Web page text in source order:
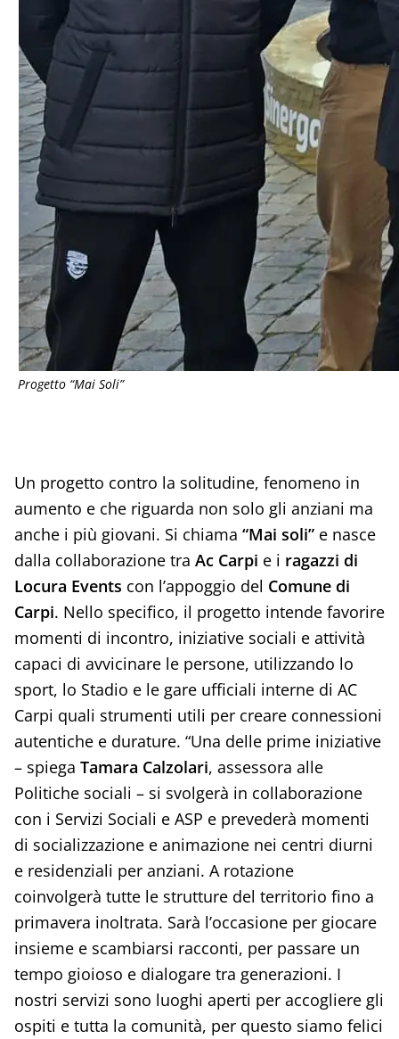
Progetto “Mai Soli”
Un progetto contro la solitudine, fenomeno in
aumento e che riguarda non solo gli anziani ma
anche i più giovani. Si chiama “Mai soli”e nasce
dalla collaborazione tra Ac Carpi e i ragazzi di
Locura Events con l’appoggio del Comune di
Carpi. Nello specifico, il progetto intende favorire
momenti di incontro, iniziative sociali e attività
capaci di avvicinare le persone, utilizzando lo
sport, lo Stadio e le gare ufficiali interne di AC
Carpi quali strumenti utili per creare connessioni
autentiche e durature. “Una delle prime iniziative
– spiega Tamara Calzolari, assessora alle
Politiche sociali – si svolgerà in collaborazione
con i Servizi Sociali e ASP e prevederà momenti
di socializzazione e animazione nei centri diurni
e residenziali per anziani. A rotazione
coinvolgerà tutte le strutture del territorio fino a
primavera inoltrata. Sarà l’occasione per giocare
insieme e scambiarsi racconti, per passare un
tempo gioioso e dialogare tra generazioni. I
nostri servizi sono luoghi aperti per accogliere gli
ospiti e tutta la comunità, per questo siamo felici